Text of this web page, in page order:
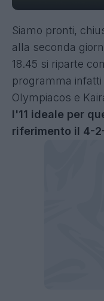
Siamo pronti,
alla seconda
18.45 si riparte
programma
Olympiacos e
l'11 ideale per
riferimento il 4-